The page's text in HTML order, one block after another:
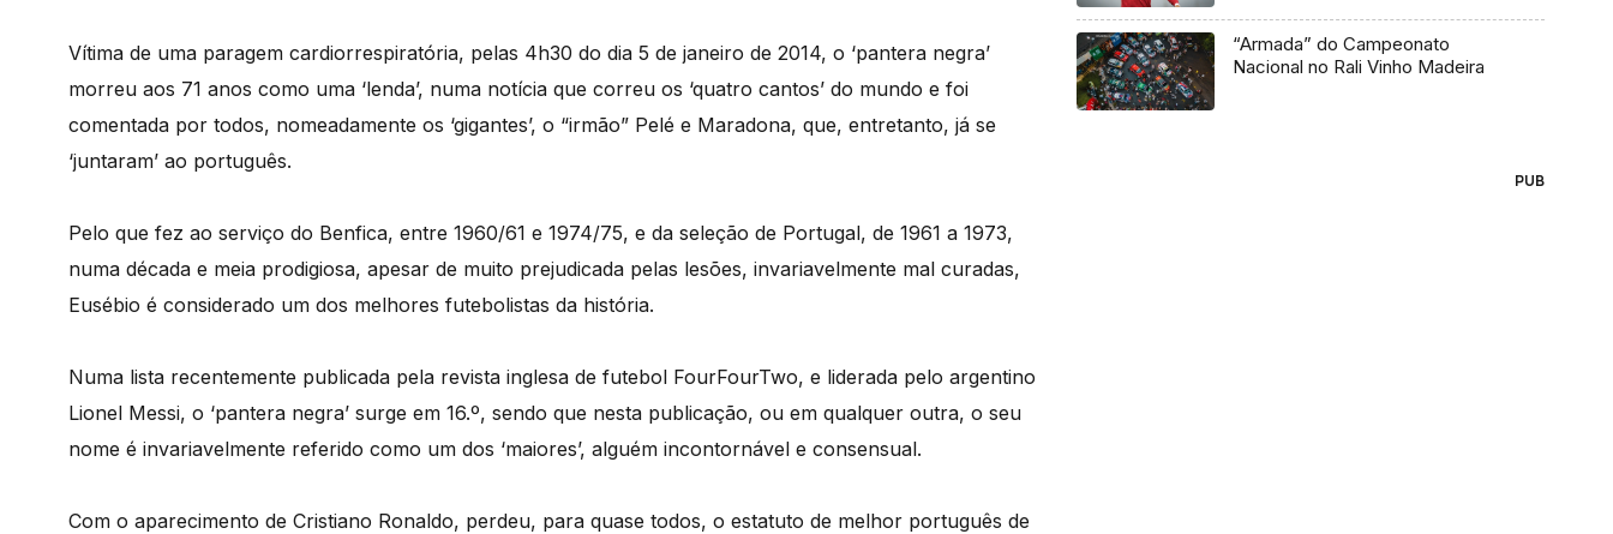
Vítima de uma paragem cardiorrespiratória, pelas 4h30 do dia 5 de janeiro de 2014, o ‘pantera negra’
morreu aos 71 anos como uma ‘lenda’, numa notícia que correu os ‘quatro cantos’ do mundo e foi
comentada por todos, nomeadamente os ‘gigantes’, o “irmão” Pelé e Maradona, que, entretanto, já se
‘juntaram’ ao português.
Pelo que fez ao serviço do Benfica, entre 1960/61 e 1974/75, e da seleção de Portugal, de 1961 a 1973,
numa década e meia prodigiosa, apesar de muito prejudicada pelas lesões, invariavelmente mal curadas,
Eusébio é considerado um dos melhores futebolistas da história.
Numa lista recentemente publicada pela revista inglesa de futebol FourFourTwo, e liderada pelo argentino
Lionel Messi, o ‘pantera negra’ surge em 16.º, sendo que nesta publicação, ou em qualquer outra, o seu
nome é invariavelmente referido como um dos ‘maiores’, alguém incontornável e consensual.
Com o aparecimento de Cristiano Ronaldo, perdeu, para quase todos, o estatuto de melhor português de
“Armada” do Campeonato
Nacional no Rali Vinho Madeira
PUB